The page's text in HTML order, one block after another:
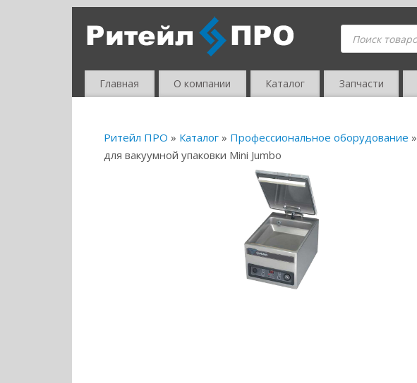
Главная О компании Каталог Запчасти
Ритейл ПРО » Каталог » Профессиональное оборудование »
для вакуумной упаковки Mini Jumbo